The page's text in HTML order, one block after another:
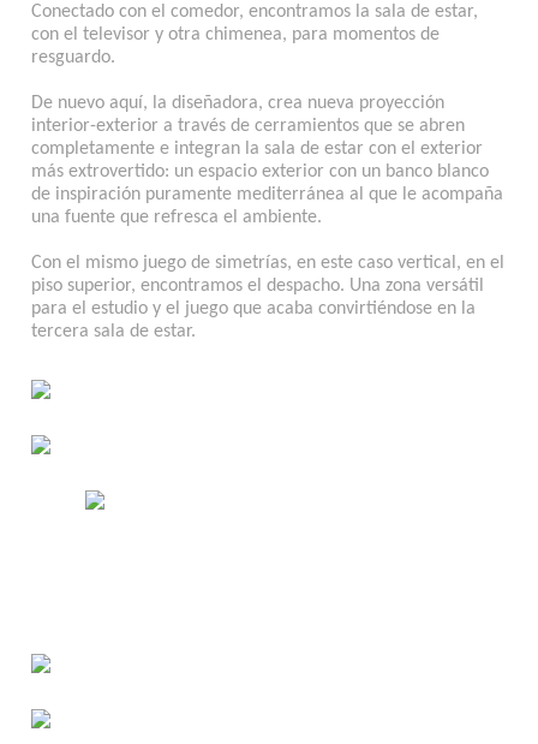
Conectado con el comedor, encontramos la sala de estar,
con el televisor y otra chimenea, para momentos de
resguardo.
De nuevo aquí, la diseñadora, crea nueva proyección
interior-exterior a través de cerramientos que se abren
completamente e integran la sala de estar con el exterior
más extrovertido: un espacio exterior con un banco blanco
de inspiración puramente mediterránea al que le acompaña
una fuente que refresca el ambiente.
Con el mismo juego de simetrías, en este caso vertical, en el
piso superior, encontramos el despacho. Una zona versátil
para el estudio y el juego que acaba convirtiéndose en la
tercera sala de estar.